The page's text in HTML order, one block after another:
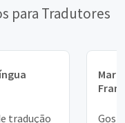
para Tradutores
tradução